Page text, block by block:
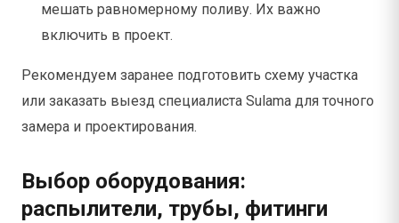
мешать равномерному поливу. Их важно
включить в проект.
Рекомендуем заранее подготовить схему участка
или заказать выезд специалиста Sulama для точного
замера и проектирования.
Выбор оборудования:
распылители, трубы, фитинги